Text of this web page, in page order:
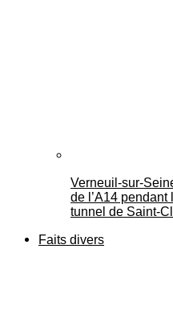
Verneuil-sur-
de l’A14 pendant
tunnel de Saint-
Faits divers